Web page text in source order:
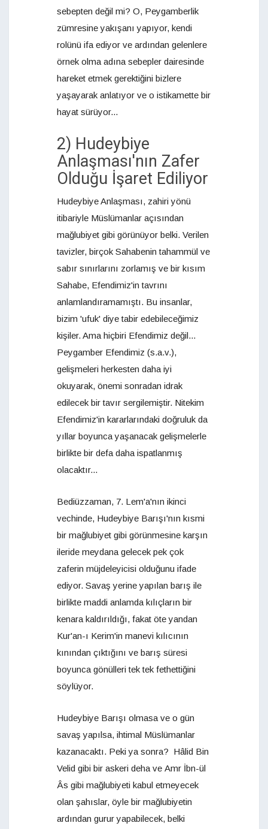
sebepten değil mi? O, Peygamberlik
zümresine yakışanı yapıyor, kendi
rolünü ifa ediyor ve ardından gelenlere
örnek olma adına sebepler dairesinde
hareket etmek gerektiğini bizlere
yaşayarak anlatıyor ve o istikamette bir
hayat sürüyor...
2) Hudeybiye
Anlaşması'nın Zafer
Olduğu İşaret Ediliyor
Hudeybiye Anlaşması, zahiri yönü
itibariyle Müslümanlar açısından
mağlubiyet gibi görünüyor belki. Verilen
tavizler, birçok Sahabenin tahammül ve
sabır sınırlarını zorlamış ve bir kısım
Sahabe, Efendimiz'in tavrını
anlamlandıramamıştı. Bu insanlar,
bizim 'ufuk' diye tabir edebileceğimiz
kişiler. Ama hiçbiri Efendimiz değil...
Peygamber Efendimiz (s.a.v.),
gelişmeleri herkesten daha iyi
okuyarak, önemi sonradan idrak
edilecek bir tavır sergilemiştir. Nitekim
Efendimiz'in kararlarındaki doğruluk da
yıllar boyunca yaşanacak gelişmelerle
birlikte bir defa daha ispatlanmış
olacaktır...
Bediüzzaman, 7. Lem'a'nın ikinci
vechinde, Hudeybiye Barışı'nın kısmi
bir mağlubiyet gibi görünmesine karşın
ileride meydana gelecek pek çok
zaferin müjdeleyicisi olduğunu ifade
ediyor. Savaş yerine yapılan barış ile
birlikte maddi anlamda kılıçların bir
kenara kaldırıldığı, fakat öte yandan
Kur'an-ı Kerim'in manevi kılıcının
kınından çıktığını ve barış süresi
boyunca gönülleri tek tek fethettiğini
söylüyor.
Hudeybiye Barışı olmasa ve o gün
savaş yapılsa, ihtimal Müslümanlar
kazanacaktı. Peki ya sonra? Hâlid Bin
Velid gibi bir askeri deha ve Amr İbn-ül
Âs gibi mağlubiyeti kabul etmeyecek
olan şahıslar, öyle bir mağlubiyetin
ardından gurur yapabilecek, belki